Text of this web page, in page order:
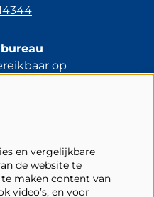
op
vragen
en vergelijkbare
de website te
maken content van
video’s, en voor